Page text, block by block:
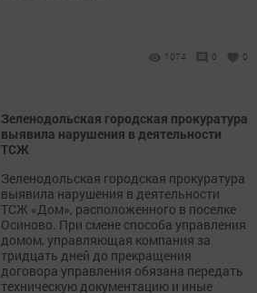
1074 0 0
Зеленодольская городская прокуратура
выявила нарушения в деятельности
ТСЖ
Зеленодольская городская прокуратура
выявила нарушения в деятельности
ТСЖ «Дом», расположенного в поселке
Осиново. При смене способа управления
домом, управляющая компания за
тридцать дней до прекращения
договора управления обязана передать
техническую документацию и иные